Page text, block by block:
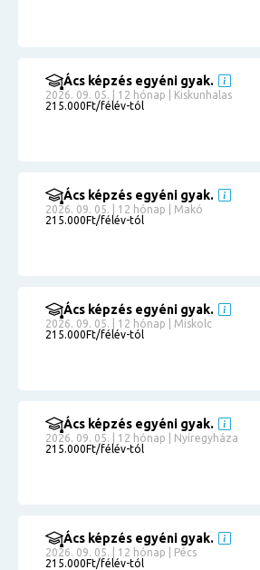
Ács képzés egyéni gyak.
2026. 09. 05. | 12 hónap | Kiskunhalas
215.000Ft/félév-tól
Ács képzés egyéni gyak.
2026. 09. 05. | 12 hónap | Makó
215.000Ft/félév-tól
Ács képzés egyéni gyak.
2026. 09. 05. | 12 hónap | Miskolc
215.000Ft/félév-tól
Ács képzés egyéni gyak.
2026. 09. 05. | 12 hónap | Nyíregyháza
215.000Ft/félév-tól
Ács képzés egyéni gyak.
2026. 09. 05. | 12 hónap | Pécs
215.000Ft/félév-tól